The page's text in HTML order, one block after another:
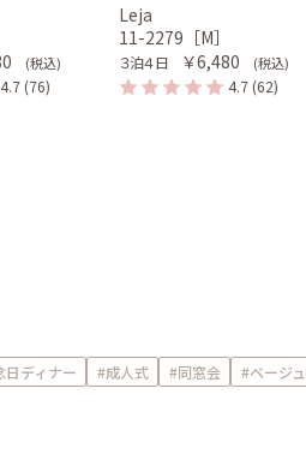
(税込)
4.7 (76)
Leja
11-2279［M］
３泊４日 ￥6,480 (税込)
4.7 (62)
ディナー #成人式 #同窓会 #ベージュ